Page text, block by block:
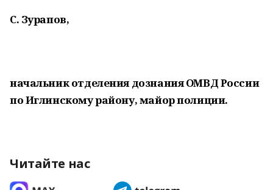
С. Зурапов,
начальник отделения дознания ОМВД России
по Иглинскому району, майор полиции.
Читайте нас